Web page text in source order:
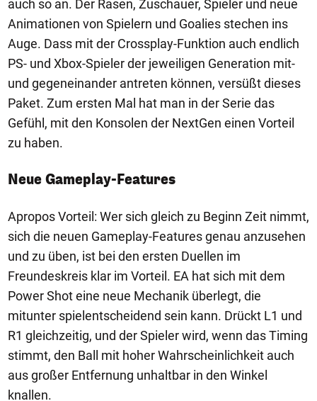
auch so an. Der Rasen, Zuschauer, Spieler und neue
Animationen von Spielern und Goalies stechen ins
Auge. Dass mit der Crossplay-Funktion auch endlich
PS- und Xbox-Spieler der jeweiligen Generation mit-
und gegeneinander antreten können, versüßt dieses
Paket. Zum ersten Mal hat man in der Serie das
Gefühl, mit den Konsolen der NextGen einen Vorteil
zu haben.
Neue Gameplay-Features
Apropos Vorteil: Wer sich gleich zu Beginn Zeit nimmt,
sich die neuen Gameplay-Features genau anzusehen
und zu üben, ist bei den ersten Duellen im
Freundeskreis klar im Vorteil. EA hat sich mit dem
Power Shot eine neue Mechanik überlegt, die
mitunter spielentscheidend sein kann. Drückt L1 und
R1 gleichzeitig, und der Spieler wird, wenn das Timing
stimmt, den Ball mit hoher Wahrscheinlichkeit auch
aus großer Entfernung unhaltbar in den Winkel
knallen.